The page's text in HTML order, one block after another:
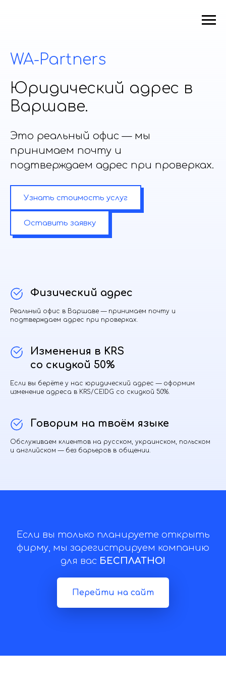
WA-Partners
Юридический адрес в
Варшаве.
Это реальный офис — мы
принимаем почту и
подтверждаем адрес при проверках.
Узнать стоимость услуг
Оставить заявку
Физический адрес
Реальный офис в Варшаве — принимаем почту и
подтверждаем адрес при проверках.
Изменения в KRS
со скидкой 50%
Если вы берёте у нас юридический адрес — оформим
изменение адреса в KRS/CEIDG со скидкой 50%.
Говорим на твоём языке
Обслуживаем клиентов на русском, украинском, польском
и английском — без барьеров в общении.
Если вы только планируете открыть
фирму, мы зарегистрируем компанию
для вас БЕСПЛАТНО!
Перейти на сайт